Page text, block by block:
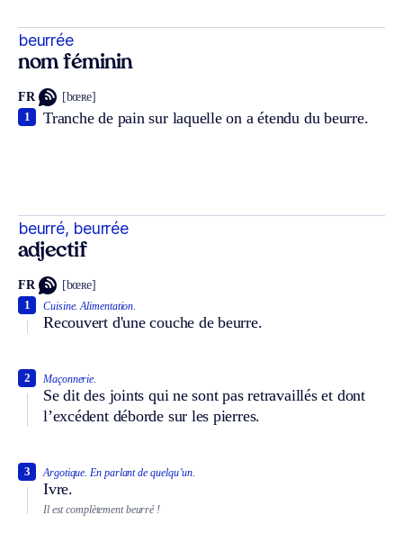
beurrée
nom féminin
FR [bœʀe]
Tranche de pain sur laquelle on a étendu du beurre.
1
beurré, beurrée
adjectif
FR [bœʀe]
Cuisine. Alimentation.
Recouvert d'une couche de beurre.
1
Maçonnerie.
Se dit des joints qui ne sont pas retravaillés et dont
l’excédent déborde sur les pierres.
2
Argotique. En parlant de quelqu’un.
Ivre.
3
Il est complètement beurré !